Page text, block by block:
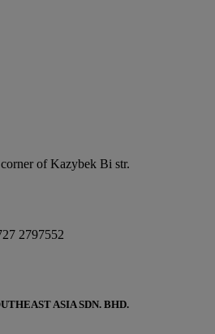
of Kazybek Bi str.
2797552
ASIA SDN. BHD.